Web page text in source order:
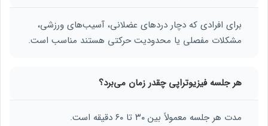
برای افرادی که دچار دردهای عضلانی، آسیب‌های ورزشی،
مشکلات مفصلی یا محدودیت حرکتی هستند مناسب است.
هر جلسه فیزیوتراپی چقدر زمان می‌برد؟
مدت هر جلسه معمولاً بین ۳۰ تا ۶۰ دقیقه است.